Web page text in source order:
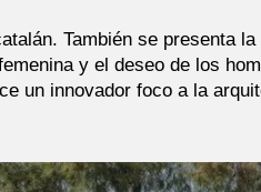
También se presenta
y el deseo de los
un innovador foco a la